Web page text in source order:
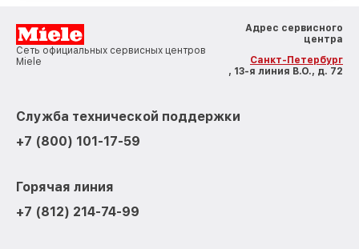
Сеть официальных сервисных центров
Miele
Адрес сервисного
центра
Санкт-Петербург
, 13-я линия В.О., д. 72
Служба технической поддержки
+7 (800) 101-17-59
Горячая линия
+7 (812) 214-74-99